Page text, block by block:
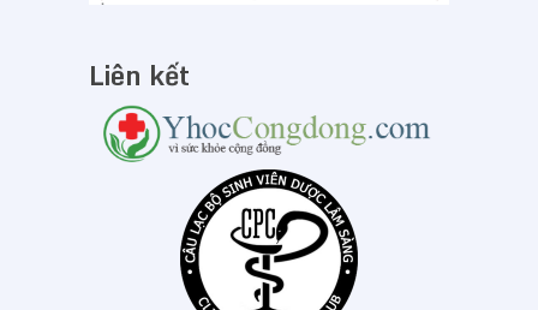
Liên kết